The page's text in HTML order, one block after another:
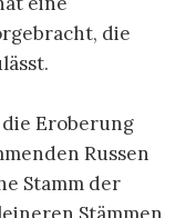
die
Eroberung
Russen
Stamm der